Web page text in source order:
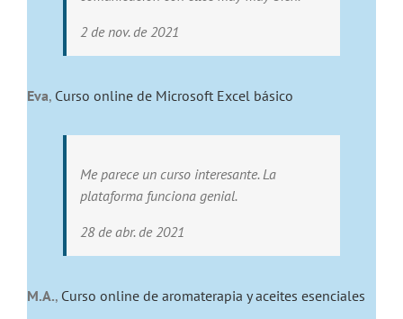
2 de nov. de 2021
Eva, Curso online de Microsoft Excel básico
Me parece un curso interesante. La
plataforma funciona genial.
28 de abr. de 2021
M.A., Curso online de aromaterapia y aceites esenciales